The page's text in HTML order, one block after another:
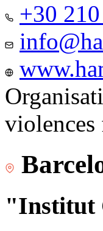
+30
violences
"Institut